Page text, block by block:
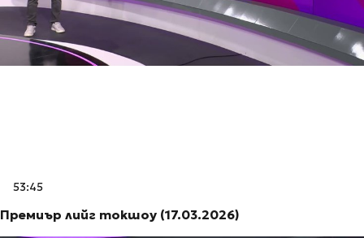
53:45
Премиър лийг токшоу (17.03.2026)